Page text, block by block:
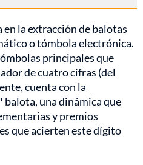
la extracción de balotas
o tómbola electrónica.
principales que
de cuatro cifras (del
cuenta con la
balota, una dinámica que
y premios
que acierten este dígito